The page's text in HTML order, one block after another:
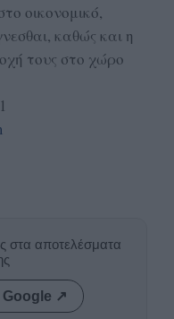
οικονομικό,
καθώς και η
τους στο χώρο
στα αποτελέσματα
↗